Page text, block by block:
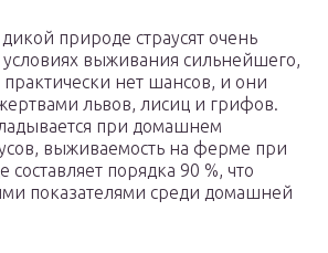
природе страусят очень
условиях выживания сильнейшего,
практически нет шансов, и они
жертвами львов, лисиц и грифов.
при домашнем
выживаемость на ферме при
составляет порядка 90 %, что
показателями среди домашней